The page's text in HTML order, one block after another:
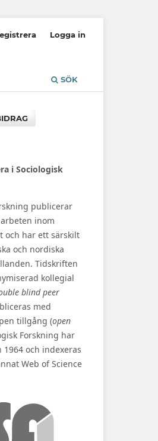
SÖK
Logga in
i Sociologisk
publicerar
inom
och har ett särskilt
och nordiska
Tidskriften
kollegial
blind peer
med
tillgång (open
Forskning har
och indexeras
Web of Science